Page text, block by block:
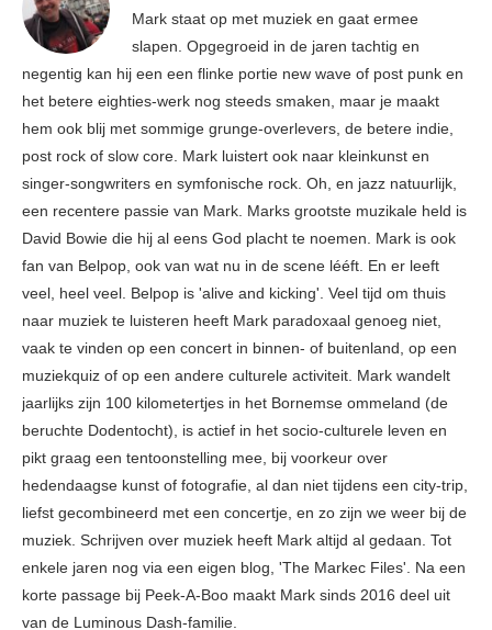
Mark staat op met muziek en gaat ermee
slapen. Opgegroeid in de jaren tachtig en
negentig kan hij een een flinke portie new wave of post punk en
het betere eighties-werk nog steeds smaken, maar je maakt
hem ook blij met sommige grunge-overlevers, de betere indie,
post rock of slow core. Mark luistert ook naar kleinkunst en
singer-songwriters en symfonische rock. Oh, en jazz natuurlijk,
een recentere passie van Mark. Marks grootste muzikale held is
David Bowie die hij al eens God placht te noemen. Mark is ook
fan van Belpop, ook van wat nu in de scene lééft. En er leeft
veel, heel veel. Belpop is 'alive and kicking'. Veel tijd om thuis
naar muziek te luisteren heeft Mark paradoxaal genoeg niet,
vaak te vinden op een concert in binnen- of buitenland, op een
muziekquiz of op een andere culturele activiteit. Mark wandelt
jaarlijks zijn 100 kilometertjes in het Bornemse ommeland (de
beruchte Dodentocht), is actief in het socio-culturele leven en
pikt graag een tentoonstelling mee, bij voorkeur over
hedendaagse kunst of fotografie, al dan niet tijdens een city-trip,
liefst gecombineerd met een concertje, en zo zijn we weer bij de
muziek. Schrijven over muziek heeft Mark altijd al gedaan. Tot
enkele jaren nog via een eigen blog, 'The Markec Files'. Na een
korte passage bij Peek-A-Boo maakt Mark sinds 2016 deel uit
van de Luminous Dash-familie.